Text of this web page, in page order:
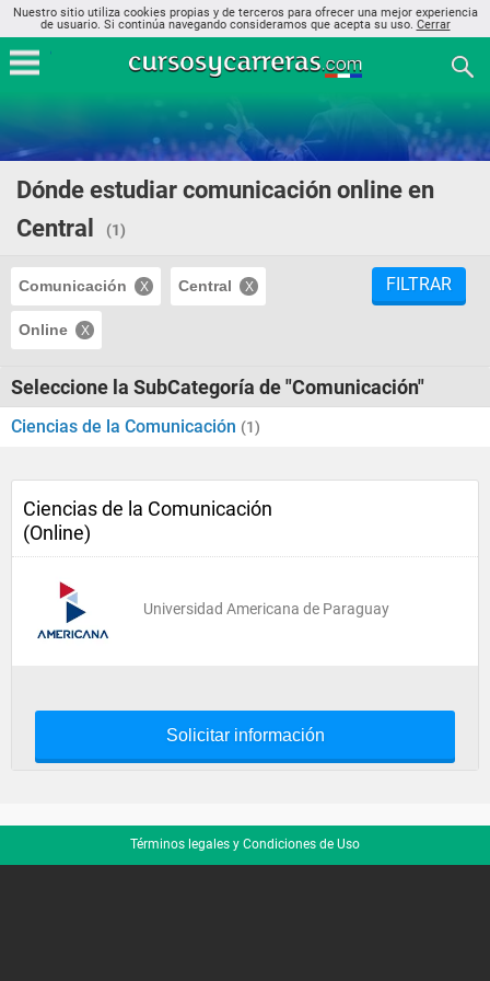
Nuestro sitio utiliza cookies propias y de terceros para ofrecer una mejor experiencia
de usuario. Si continúa navegando consideramos que acepta su uso. Cerrar
Dónde estudiar comunicación online en
Central
(1)
Comunicación Central
Online
FILTRAR
Seleccione la SubCategoría de "Comunicación"
Ciencias de la Comunicación (1)
Ciencias de la Comunicación
(Online)
Universidad Americana de Paraguay
Solicitar información
Términos legales y Condiciones de Uso